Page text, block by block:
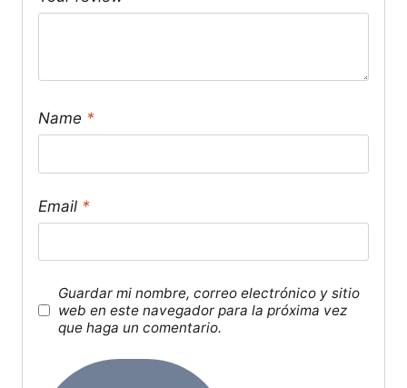
Name *
Email *
Guardar mi nombre, correo electrónico y sitio
web en este navegador para la próxima vez
que haga un comentario.